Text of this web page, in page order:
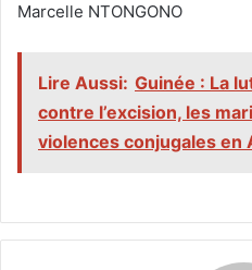
‎Marcelle NTONGONO
Lire Aussi: Guinée : La
contre l’excision, les
violences conjugales en